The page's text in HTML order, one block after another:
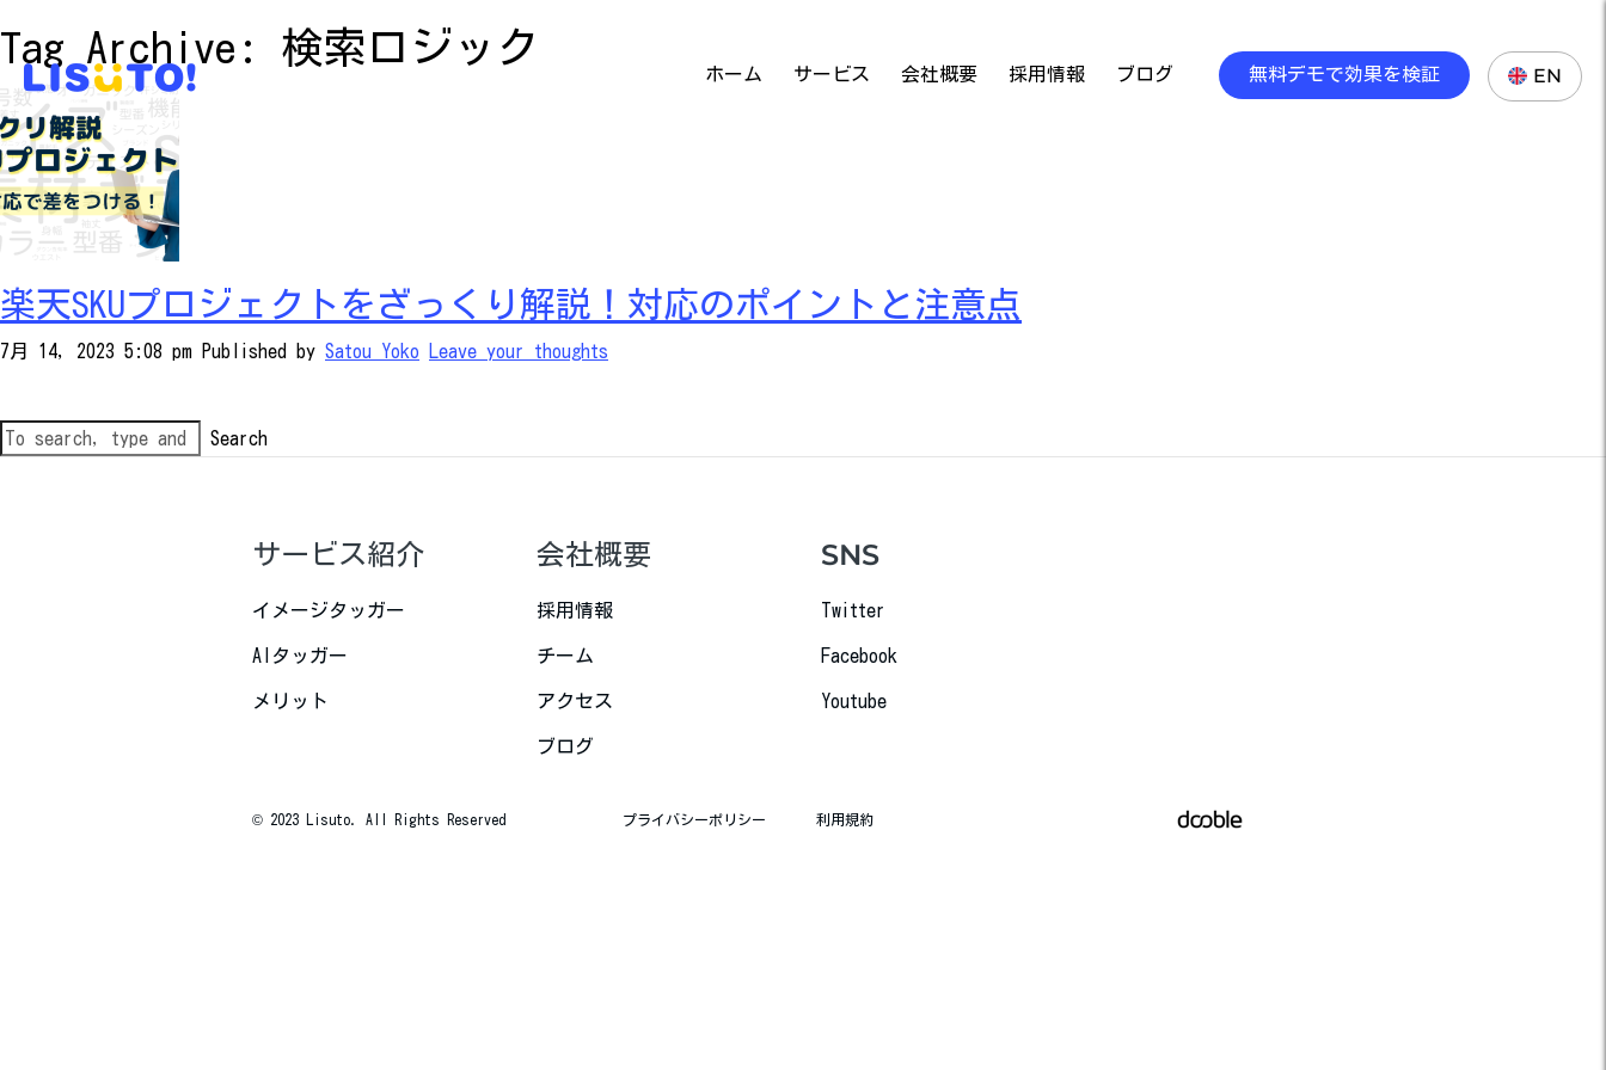
ホーム サービス 会社概要 採用情報 ブログ 無料デモで効果を検証 EN
Tag Archive: 検索ロジック
楽天SKUプロジェクトをざっくり解説！対応のポイントと注意点
7月 14, 2023 5:08 pm Published by Satou Yoko Leave your thoughts
Search
サービス紹介
イメージタッガー
AIタッガー
メリット
会社概要
採用情報
チーム
アクセス
ブログ
SNS
Twitter
Facebook
Youtube
© 2023 Lisuto. All Rights Reserved プライバシーポリシー 利用規約